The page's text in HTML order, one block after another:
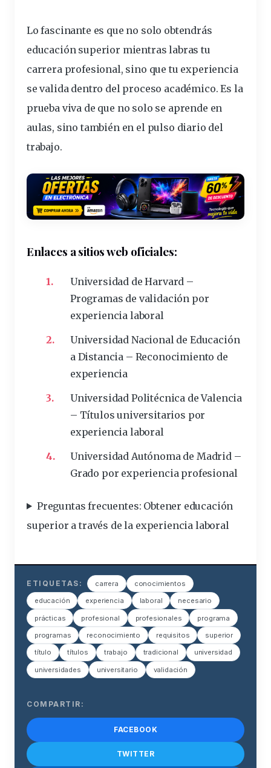
Lo fascinante es que no solo obtendrás
educación superior mientras labras tu
carrera profesional, sino que tu experiencia
se valida dentro del proceso académico. Es la
prueba viva de que no solo se aprende en
aulas, sino también en el pulso diario del
trabajo.
Enlaces a sitios web oficiales:
Universidad de Harvard –
Programas de validación por
experiencia laboral
Universidad Nacional de Educación
a Distancia – Reconocimiento de
experiencia
Universidad Politécnica de Valencia
– Títulos universitarios por
experiencia laboral
Universidad Autónoma de Madrid –
Grado por experiencia profesional
Preguntas frecuentes: Obtener educación
superior a través de la experiencia laboral
ETIQUETAS: carrera conocimientos
educación experiencia laboral necesario
prácticas profesional profesionales programa
programas reconocimiento requisitos superior
título títulos trabajo tradicional universidad
universidades universitario validación
COMPARTIR:
FACEBOOK
TWITTER